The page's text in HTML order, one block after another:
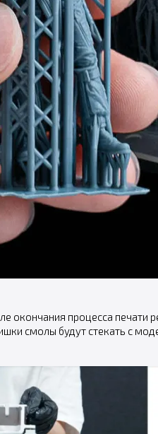
окончания процесса печати
смолы будут стекать с